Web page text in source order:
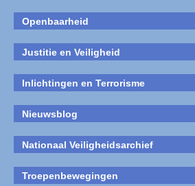
Openbaarheid
Justitie en Veiligheid
Inlichtingen en Terrorisme
Nieuwsblog
Nationaal Veiligheidsarchief
Troepenbewegingen